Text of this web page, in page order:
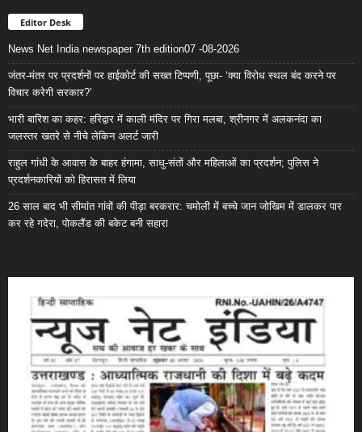
Editor Desk
News Net India newspaper 7th edition07 -08-2026
जंतर-मंतर पर प्रदर्शनों पर हाईकोर्ट की सख्त टिप्पणी, पूछा- ‘क्या विरोध स्थल बंद करने पर
विचार करेगी सरकार?’
भारी बारिश का कहर: हरिद्वार में काली मंदिर पर गिरा मलबा, श्रीनगर में अलकनंदा का
जलस्तर खतरे से नीचे लेकिन अलर्ट जारी
राहुल गांधी के आवास के बाहर हंगामा, साधु-संतों और महिलाओं का प्रदर्शन; पुलिस ने
प्रदर्शनकारियों को हिरासत में लिया
26 साल बाद भी सीमांत गांवों की पीड़ा बरकरार: चमोली में बच्चे जान जोखिम में डालकर पार
कर रहे गदेरा, पोकलैंड की बकेट बनी सहारा